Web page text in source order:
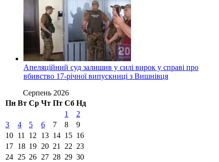
Апеляційний суд залишив у силі вирок у справі про
вбивство 17-річної випускниці з Вишнівця
Серпень 2026
Пн Вт Ср Чт Пт Сб Нд
1
2
3
4 5 6 7 8
9
10 11 12 13 14 15 16
17 18 19 20 21 22 23
24 25 26 27 28 29 30